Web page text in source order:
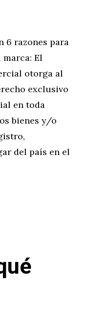
6 razones para
El
otorga al
exclusivo
en toda
bienes y/o
del país en el